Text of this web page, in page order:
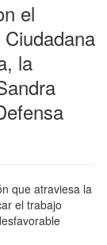
el
la
que atraviesa la
el trabajo